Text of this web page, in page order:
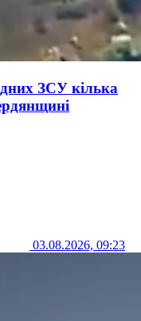
ЗСУ кілька
03.08.2026, 09:23